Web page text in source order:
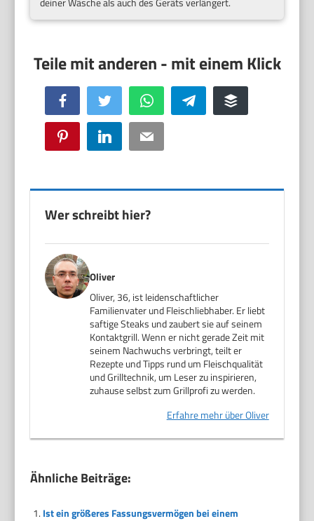
Facebook Twitter WhatsApp Telegram Buffer
Pinterest LinkedIn Email
Wer schreibt hier?
Oliver
Oliver, 36, ist leidenschaftlicher
Familienvater und Fleischliebhaber. Er liebt
saftige Steaks und zaubert sie auf seinem
Kontaktgrill. Wenn er nicht gerade Zeit mit
seinem Nachwuchs verbringt, teilt er
Rezepte und Tipps rund um Fleischqualität
und Grilltechnik, um Leser zu inspirieren,
zuhause selbst zum Grillprofi zu werden.
Erfahre mehr über Oliver
Ähnliche Beiträge:
Ist ein größeres Fassungsvermögen bei einem